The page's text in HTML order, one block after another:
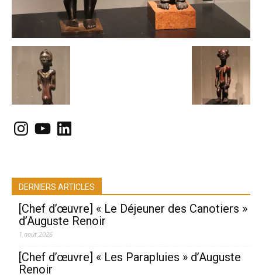
Instagram
YouTubeLinkedIn
DERNIERS ARTICLES
[Chef d’œuvre] « Le Déjeuner des Canotiers »
d’Auguste Renoir
1 août 2026
[Chef d’œuvre] « Les Parapluies » d’Auguste
Renoir